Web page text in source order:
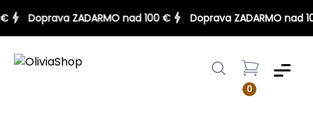
€ Doprava ZADARMO nad 100 € Doprava ZADARMO
0
Menu